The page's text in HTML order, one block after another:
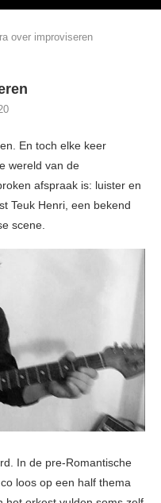
over improviseren
En toch elke keer
wereld van de
afspraak is: luister en
Teuk Henri, een bekend
scene.
In de pre-Romantische
loos op een half thema